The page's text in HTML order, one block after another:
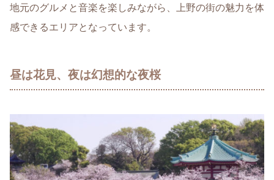
地元のグルメと音楽を楽しみながら、上野の街の魅力を体
感できるエリアとなっています。
昼は花見、夜は幻想的な夜桜